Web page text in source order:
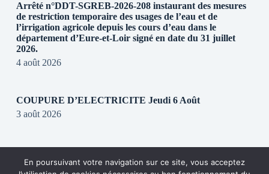
Arrêté n°DDT-SGREB-2026-208 instaurant des mesures
de restriction temporaire des usages de l’eau et de
l’irrigation agricole depuis les cours d’eau dans le
département d’Eure-et-Loir signé en date du 31 juillet
2026.
4 août 2026
COUPURE D’ELECTRICITE Jeudi 6 Août
3 août 2026
RD28
En poursuivant votre navigation sur ce site, vous acceptez